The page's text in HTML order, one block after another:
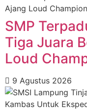
SMP
Tiga Juara
Loud
9 Agustus 2026